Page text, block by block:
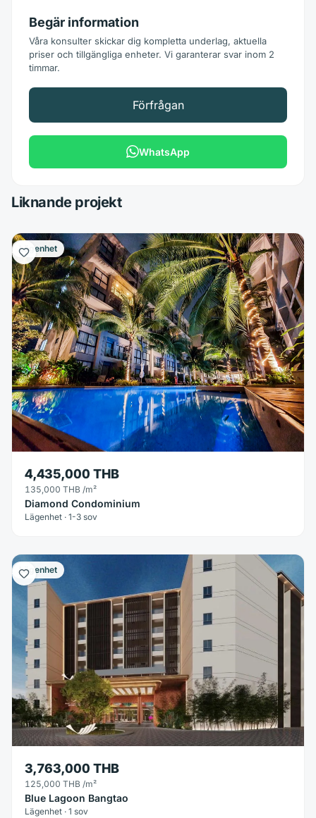
Begär information
Våra konsulter skickar dig kompletta underlag, aktuella
priser och tillgängliga enheter. Vi garanterar svar inom 2
timmar.
Förfrågan
WhatsApp
Liknande projekt
Lägenhet
4,435,000 THB
135,000 THB /m²
Diamond Condominium
Lägenhet · 1-3 sov
Lägenhet
3,763,000 THB
125,000 THB /m²
Blue Lagoon Bangtao
Lägenhet · 1 sov